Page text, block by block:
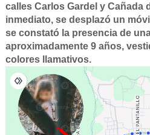
calles Carlos Gardel y Cañada
inmediato, se desplazó un
se constató la presencia de
aproximadamente 9 años,
colores llamativos.